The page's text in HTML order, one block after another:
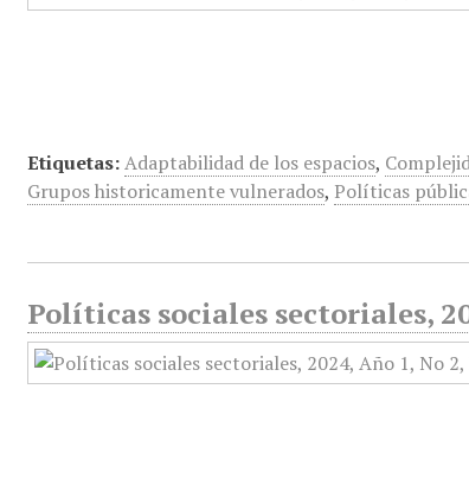
Etiquetas:Adaptabilidad de los espacios,
Grupos historicamente vulnerados, Políticas
Políticas sociales sectoriales,